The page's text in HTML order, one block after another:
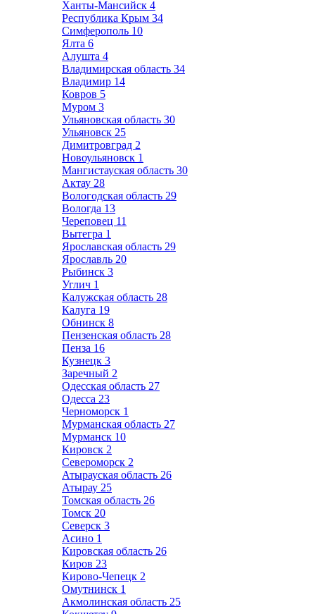
Ханты-Мансийск 4
Республика Крым 34
Симферополь 10
Ялта 6
Алушта 4
Владимирская область 34
Владимир 14
Ковров 5
Муром 3
Ульяновская область 30
Ульяновск 25
Димитровград 2
Новоульяновск 1
Мангистауская область 30
Актау 28
Вологодская область 29
Вологда 13
Череповец 11
Вытегра 1
Ярославская область 29
Ярославль 20
Рыбинск 3
Углич 1
Калужская область 28
Калуга 19
Обнинск 8
Пензенская область 28
Пенза 16
Кузнецк 3
Заречный 2
Одесская область 27
Одесса 23
Черноморск 1
Мурманская область 27
Мурманск 10
Кировск 2
Североморск 2
Атырауская область 26
Атырау 25
Томская область 26
Томск 20
Северск 3
Асино 1
Кировская область 26
Киров 23
Кирово-Чепецк 2
Омутнинск 1
Акмолинская область 25